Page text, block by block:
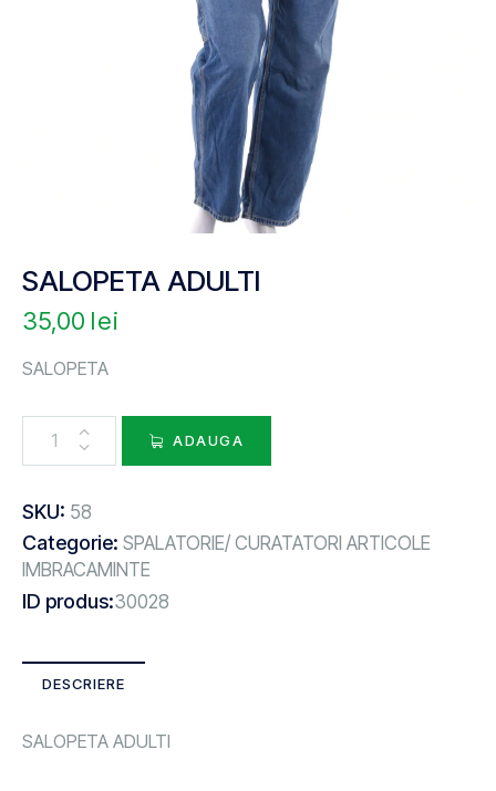
SALOPETA ADULTI
35,00 lei
SALOPETA
ADAUGA
SKU: 58
Categorie: SPALATORIE/ CURATATORI ARTICOLE
IMBRACAMINTE
ID produs:30028
DESCRIERE
SALOPETA ADULTI